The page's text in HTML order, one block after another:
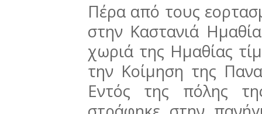
Πέρα από τους
στην Καστανιά
χωριά της Ημαθίας
την Κοίμηση της
Εντός της πόλης